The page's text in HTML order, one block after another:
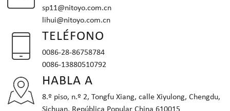
sp11@nitoyo.com.cn
lihui@nitoyo.com.cn
TELÉFONO
0086-28-86758784
0086-13880510792
HABLA A
8.º piso, n.º 2, Tongfu Xiang, calle Xiyulong, Chengdu,